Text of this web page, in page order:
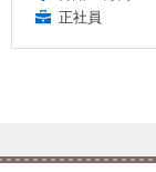
正社員